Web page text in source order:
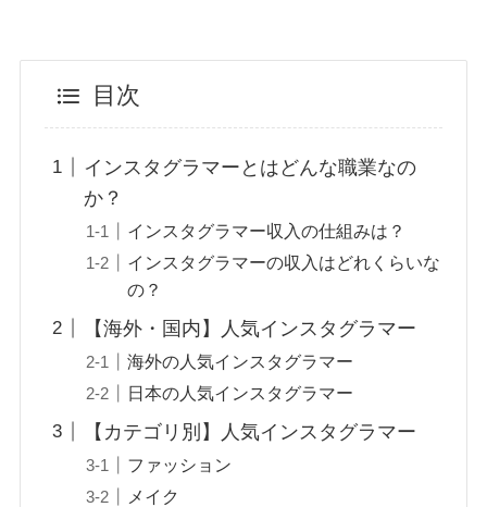
目次
インスタグラマーとはどんな職業なの
か？
インスタグラマー収入の仕組みは？
インスタグラマーの収入はどれくらいな
の？
【海外・国内】人気インスタグラマー
海外の人気インスタグラマー
日本の人気インスタグラマー
【カテゴリ別】人気インスタグラマー
ファッション
メイク